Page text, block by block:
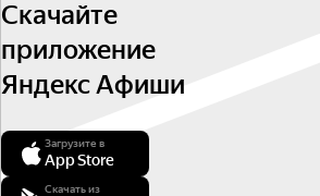
Скачайте
приложение
Яндекс Афиши
Загрузите в
App Store
Скачать из